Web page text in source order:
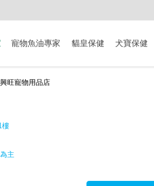
寵物魚油專家 貓皇保健 犬寶保健
興旺寵物用品店
樓
主